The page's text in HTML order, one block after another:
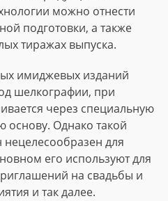
можно отнести
подготовки, а также
тиражах выпуска.
имиджевых изданий
шелкографии, при
через специальную
основу. Однако такой
для
его используют для
на свадьбы и
и так далее.